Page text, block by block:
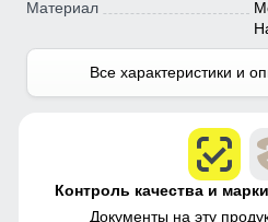
Материал
Все характеристики и
Контроль качества и
Документы на эту